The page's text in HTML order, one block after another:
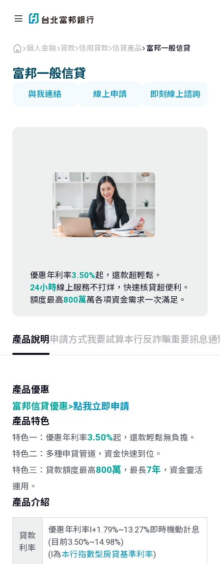
個人金融 企業．商戶 海外業務 關於北富銀
存款．外匯
數位服務
個人金融 貸款 信用貸款 信貸產品 富邦一般信貸
富邦一般信貸
與我連絡 線上申請 即刻線上諮詢
優惠年利率3.50%起，還款超輕鬆。
24小時線上服務不打烊，快速核貸超便利。
額度最高800萬萬各項資金需求一次滿足。
產品說明 申請方式我要試算本行反詐騙重要訊息通
產品優惠
富邦信貸優惠>點我立即申請
產品特色
特色一 ：優惠年利率3.50%起，還款輕鬆無負擔。
特色二 ：多種申貸管道，資金快速到位。
特色三 ：貸款額度最高800萬 ，最長7年 ，資金靈活
運用。
產品介紹
貸款
利率
優惠年利率I+1.79%~13.27%即時機動計息
(目前3.50%~14.98%)
(I為本行指數型房貸基準利率)